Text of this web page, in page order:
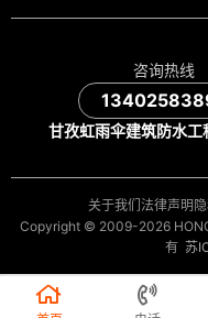
咨询热线
甘孜虹雨伞建筑防水工
关于我们 法律声明
Copyright © 2009-2026
有 苏